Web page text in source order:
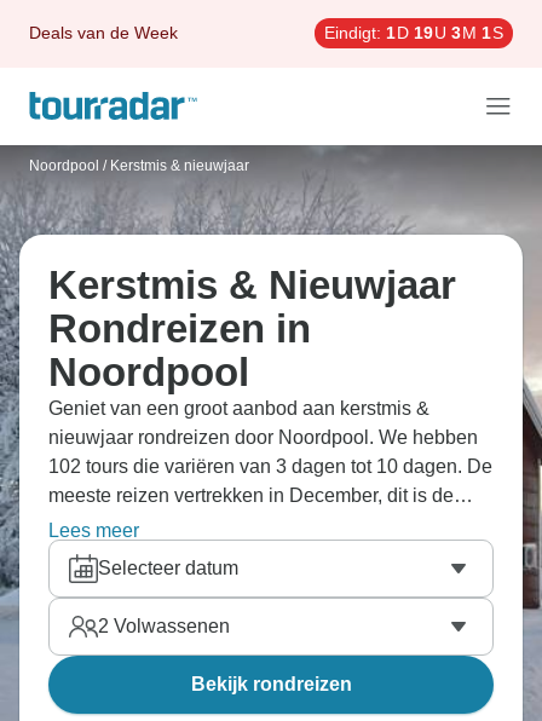
Deals van de Week Eindigt: 1 D 19U 2 M 59S
Noordpool / Kerstmis & nieuwjaar
Kerstmis & Nieuwjaar
Rondreizen in
Noordpool
Geniet van een groot aanbod aan kerstmis &
nieuwjaar rondreizen door Noordpool. We hebben
102 tours die variëren van 3 dagen tot 10 dagen. De
meeste reizen vertrekken in December, dit is de
meest geliefde maand om te gaan.
Lees meer
Selecteer datum
2 Volwassenen
Bekijk rondreizen